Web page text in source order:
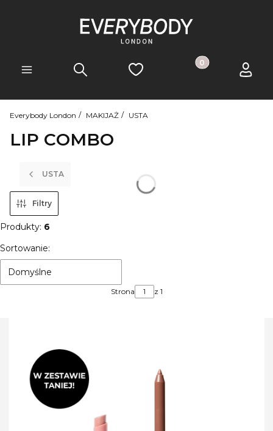
Menu Szukaj Ulubione Produkty w
Koszyk Zaloguj
Everybody London MAKIJAŻ USTA
LIP COMBO
USTA
Filtry
Produkty: 6
Lista produktów
Sortowanie:
Domyślne
Strona z 1